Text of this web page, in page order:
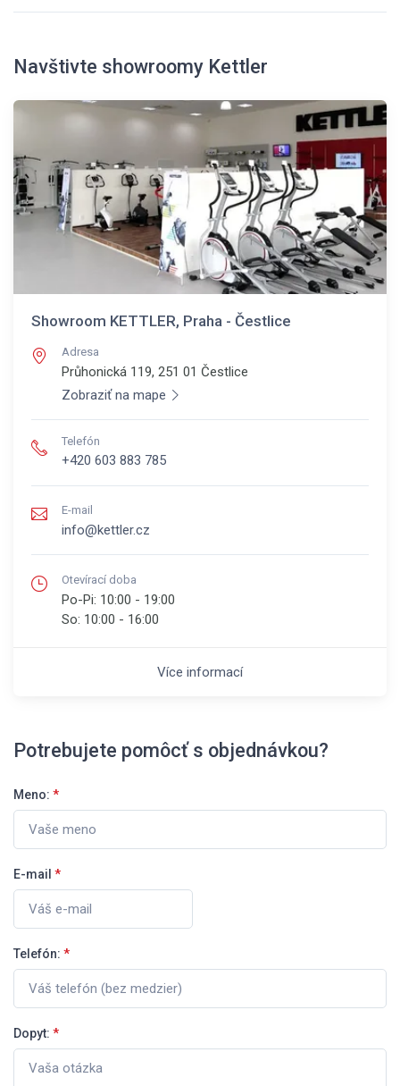
Navštivte showroomy Kettler
Showroom KETTLER, Praha - Čestlice
Adresa
Průhonická 119, 251 01 Čestlice
Zobraziť na mape
Telefón
+420 603 883 785
E-mail
info@kettler.cz
Otevírací doba
Po-Pi: 10:00 - 19:00
So: 10:00 - 16:00
Více informací
Potrebujete pomôcť s objednávkou?
Meno: *
E-mail *
Telefón: *
Dopyt: *